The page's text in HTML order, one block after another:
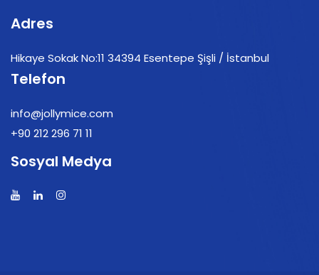
Adres
Hikaye Sokak No:11 34394 Esentepe Şişli / İstanbul
Telefon
info@jollymice.com
+90 212 296 71 11
Sosyal Medya